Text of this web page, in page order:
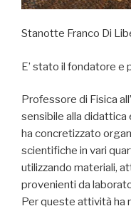
Stanotte Franco Di
E’ stato il fondatore e
Professore di Fisica
sensibile alla didattica
ha concretizzato
scientifiche in vari
utilizzando materiali,
provenienti da
Per queste attività ha r